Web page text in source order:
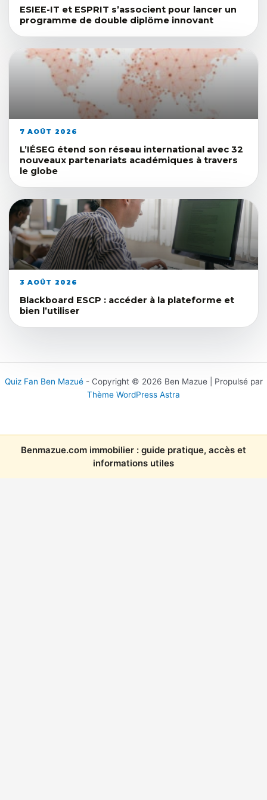
ESIEE-IT et ESPRIT s’associent pour lancer un
programme de double diplôme innovant
7 AOÛT 2026
L’IÉSEG étend son réseau international avec 32
nouveaux partenariats académiques à travers
le globe
3 AOÛT 2026
Blackboard ESCP : accéder à la plateforme et
bien l’utiliser
Quiz Fan Ben Mazué- Copyright © 2026 Ben Mazue | Propulsé par
Thème WordPress Astra
Benmazue.com immobilier : guide pratique, accès et
informations utiles